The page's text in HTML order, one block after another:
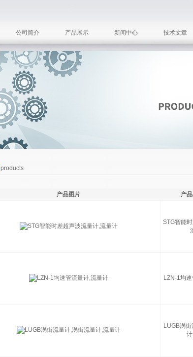
公司简介 产品展示 新闻中心 技术文章
products
产品图片 产
STG智能
LZN-1均
LUGB涡